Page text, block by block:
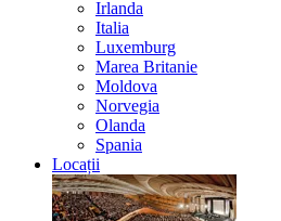
Irlanda
Italia
Luxemburg
Marea Britanie
Moldova
Norvegia
Olanda
Spania
Locații